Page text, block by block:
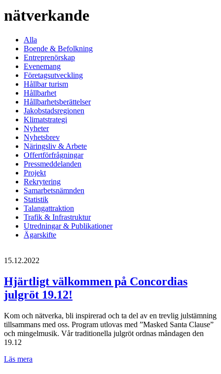
nätverkande
Alla
Boende & Befolkning
Entreprenörskap
Evenemang
Företagsutveckling
Hållbar turism
Hållbarhet
Hållbarhetsberättelser
Jakobstadsregionen
Klimatstrategi
Nyheter
Nyhetsbrev
Näringsliv & Arbete
Offertförfrågningar
Pressmeddelanden
Projekt
Rekrytering
Samarbetsnämnden
Statistik
Talangattraktion
Trafik & Infrastruktur
Utredningar & Publikationer
Ägarskifte
15.12.2022
Hjärtligt välkommen på Concordias
julgröt 19.12!
Kom och nätverka, bli inspirerad och ta del av en trevlig julstämning
tillsammans med oss. Program utlovas med ”Masked Santa Clause”
och mingelmusik. Vår traditionella julgröt ordnas måndagen den
19.12
Läs mera